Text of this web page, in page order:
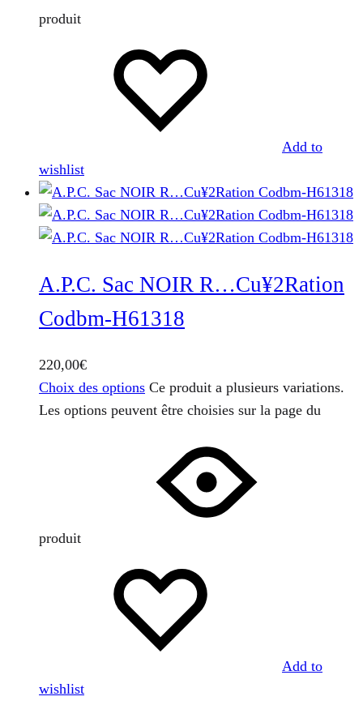
produit
Add to
wishlist
A.P.C. Sac NOIR R…Cu¥2Ration
Codbm-H61318
220,00€
Choix des options Ce produit a plusieurs variations.
Les options peuvent être choisies sur la page du
produit
Add to
wishlist